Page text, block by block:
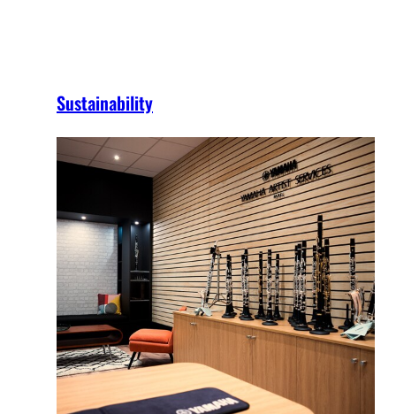
Sustainability